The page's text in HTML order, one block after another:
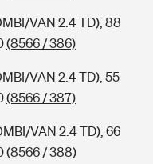
VAN 2.4 TD), 88
(8566 / 386)
VAN 2.4 TD), 55
(8566 / 387)
VAN 2.4 TD), 66
(8566 / 388)